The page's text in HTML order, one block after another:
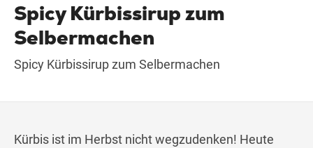
Wegbeschreibung
Spicy Kürbissirup zum
Selbermachen
Spicy Kürbissirup zum Selbermachen
Kürbis ist im Herbst nicht wegzudenken! Heute